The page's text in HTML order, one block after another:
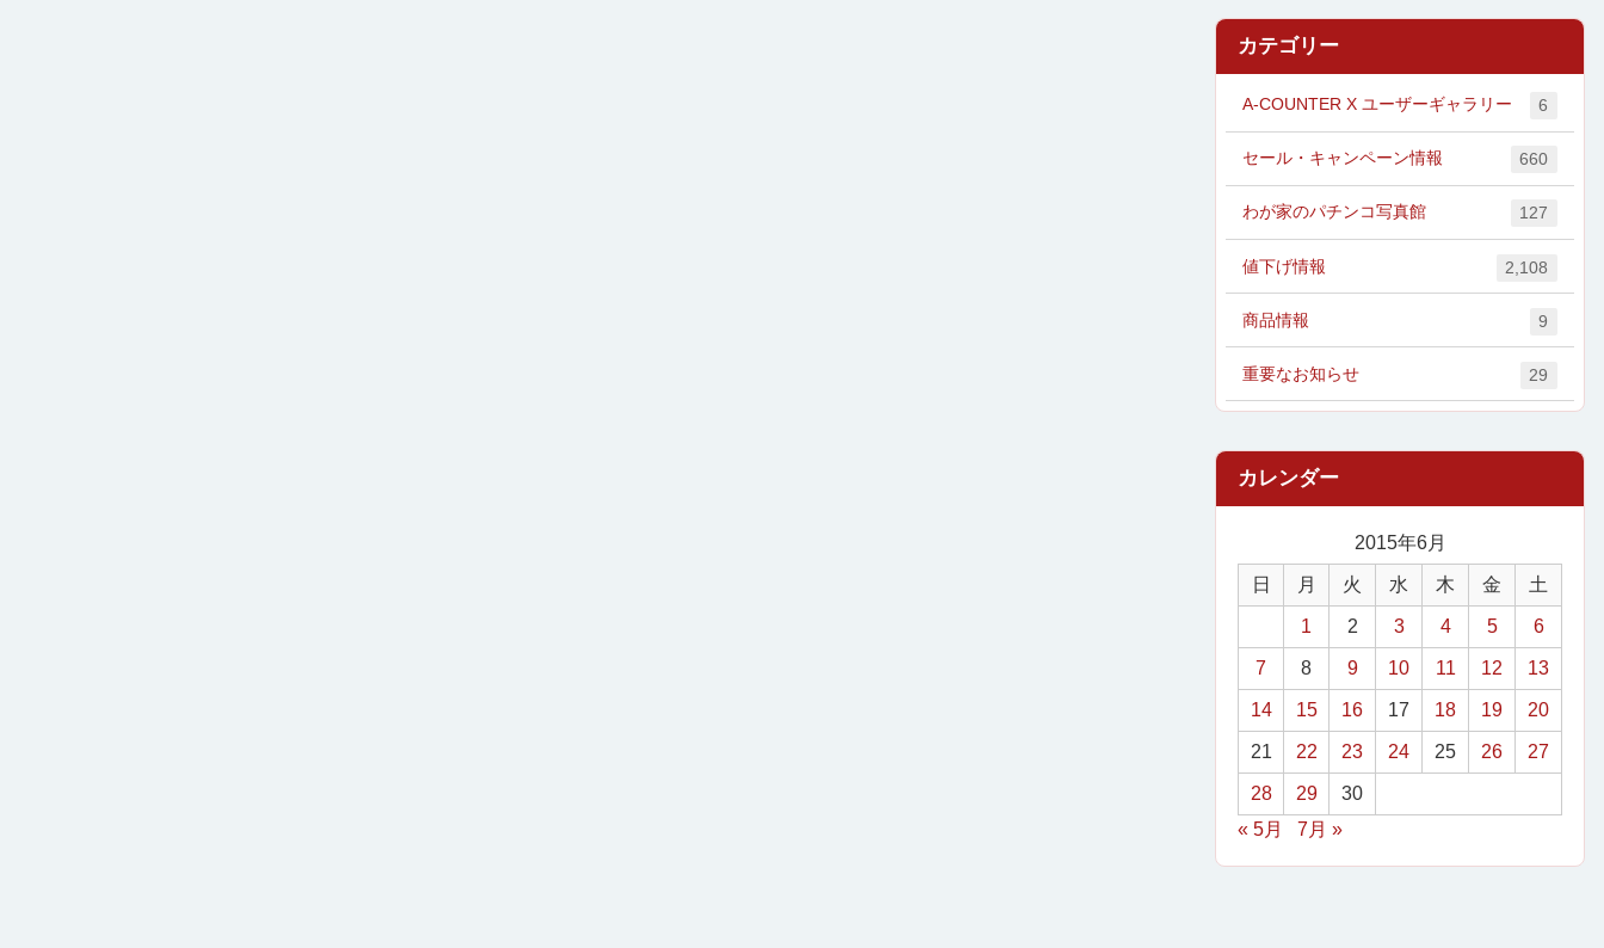
カテゴリー
A-COUNTER X ユーザーギャラリー 6
セール・キャンペーン情報 660
わが家のパチンコ写真館 127
値下げ情報 2,108
商品情報 9
重要なお知らせ 29
2015年6月
日 月 火 水 木 金 土
1 2 3 4 5 6
7 8 9 10 11 12 13
14 15 16 17 18 19 20
21 22 23 24 25 26 27
28 29
30
« 5月
7月 »